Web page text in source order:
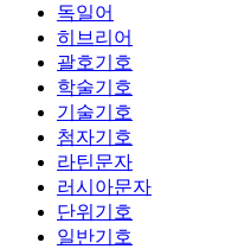
독일어
히브리어
괄호기호
학술기호
기술기호
첨자기호
라틴문자
러시아문자
단위기호
일반기호